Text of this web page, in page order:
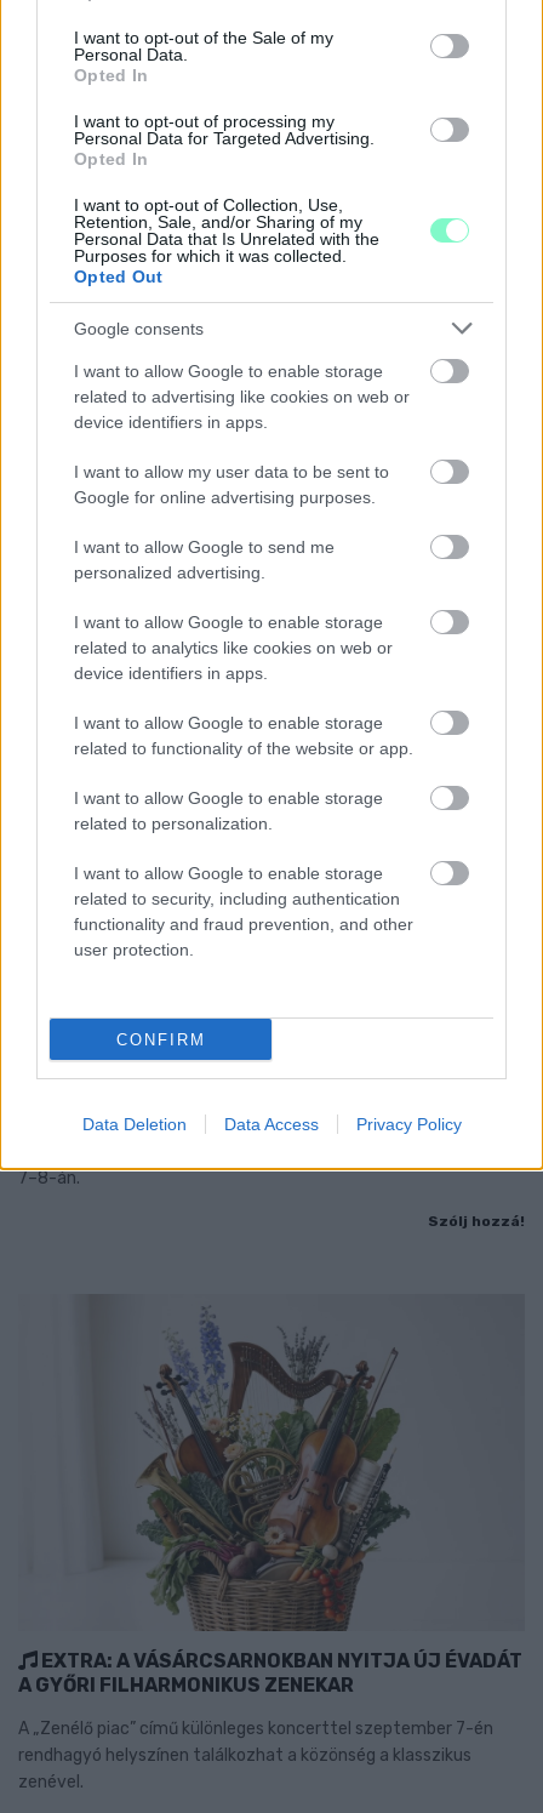
use your data for below specified purposes in below Google
consent section.
I want to opt-out of the Sale of my
Personal Data.
Opted In
I want to opt-out of processing my
Personal Data for Targeted Advertising.
Opted In
I want to opt-out of Collection, Use,
Retention, Sale, and/or Sharing of my
Personal Data that Is Unrelated with the
Purposes for which it was collected.
Opted Out
Google consents
I want to allow Google to enable storage
related to advertising like cookies on web or
device identifiers in apps.
I want to allow my user data to be sent to
Google for online advertising purposes.
I want to allow Google to send me
personalized advertising.
I want to allow Google to enable storage
related to analytics like cookies on web or
device identifiers in apps.
I want to allow Google to enable storage
related to functionality of the website or app.
I want to allow Google to enable storage
related to personalization.
I want to allow Google to enable storage
related to security, including authentication
functionality and fraud prevention, and other
user protection.
CONFIRM
Data Deletion Data Access Privacy Policy
ENERGIATAKARÉKOSSÁG: KORÁBBAN KEZDŐDIK
A GYŐRI AUDI ETO KC PÉNTEKI FELKÉSZÜLÉSI
Az energiaellátás tehermentesítése érdekében másfél órával
kezdését.
BAROKK POMPÁBA ÖLTÖZIK A BELVÁROS:
HÉTVÉGÉN RENDEZIK MEG A XXXIII. GYŐRI BAROKK
ESKÜVŐT
Jubileumi fogadalom megerősítés, történelmi felvonulás,
7–8-án.
Szólj hozzá!
EXTRA: A VÁSÁRCSARNOKBAN NYITJA ÚJ ÉVADÁT
A GYŐRI FILHARMONIKUS ZENEKAR
A „Zenélő piac” című különleges koncerttel szeptember 7-én
rendhagyó helyszínen találkozhat a közönség a klasszikus
zenével.